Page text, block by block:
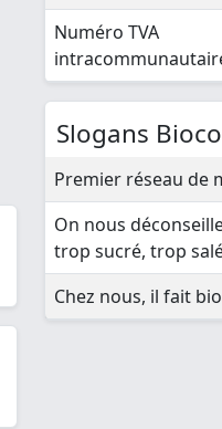
Numéro TVA
Slogans
Premier réseau de
On nous
trop sucré, trop
Chez nous, il fait